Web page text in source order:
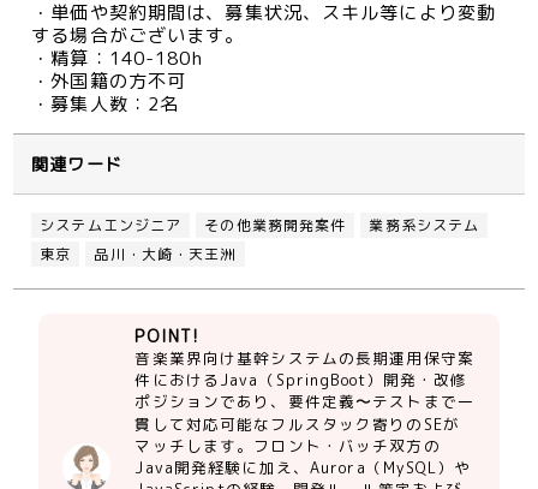
・単価や契約期間は、募集状況、スキル等により変動
する場合がございます。
・精算：140-180h
・外国籍の方不可
・募集人数：2名
関連ワード
システムエンジニア その他業務開発案件
業務系システム
東京
品川・大崎・天王洲
POINT!
音楽業界向け基幹システムの長期運用保守案
件におけるJava（SpringBoot）開発・改修
ポジションであり、要件定義〜テストまで一
貫して対応可能なフルスタック寄りのSEが
マッチします。フロント・バッチ双方の
Java開発経験に加え、Aurora（MySQL）や